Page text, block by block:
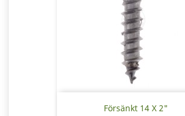
Försänkt 14 X 2"